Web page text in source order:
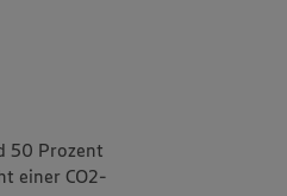
50 Prozent
einer CO2-